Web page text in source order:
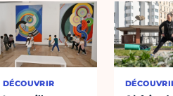
DÉCOUVRIR